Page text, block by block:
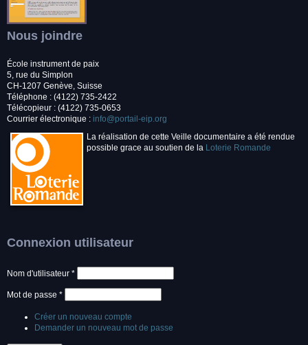
Nous joindre
École instrument de paix
5, rue du Simplon
CH-1207 Genève, Suisse
Téléphone : (4122) 735-2422
Télécopieur : (4122) 735-0653
Courrier électronique : info@portail-eip.org
La réalisation de cette Veille documentaire a été rendue
possible grace au soutien de la Loterie Romande
Connexion utilisateur
Nom d'utilisateur *
Mot de passe *
Créer un nouveau compte
Demander un nouveau mot de passe